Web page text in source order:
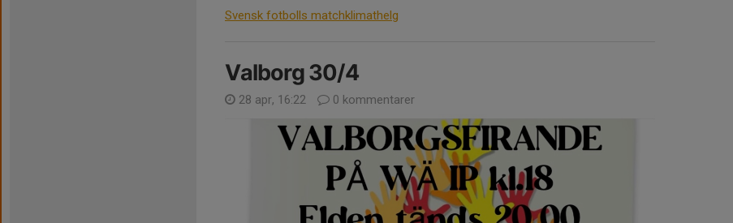
Svensk fotbolls matchklimathelg
Valborg 30/4
28 apr, 16:22 0 kommentarer